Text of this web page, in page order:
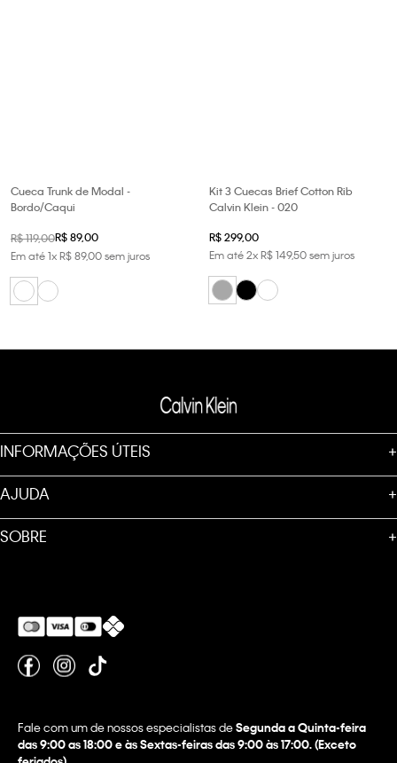
Cueca Trunk de Modal -
Bordo/Caqui
R$119,00R$89,00
Em até1xR$89,00sem juros
Kit 3 Cuecas Brief Cotton Rib
Calvin Klein - 020
R$299,00
Em até2xR$149,50sem juros
INFORMAÇÕES ÚTEIS +
AJUDA +
SOBRE +
Fale com um de nossos especialistas deSegunda a Quinta-feira
das 9:00 as 18:00 e às Sextas-feiras das 9:00 às 17:00. (Exceto